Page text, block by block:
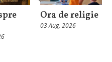
Ora de religie
03 Aug, 2026